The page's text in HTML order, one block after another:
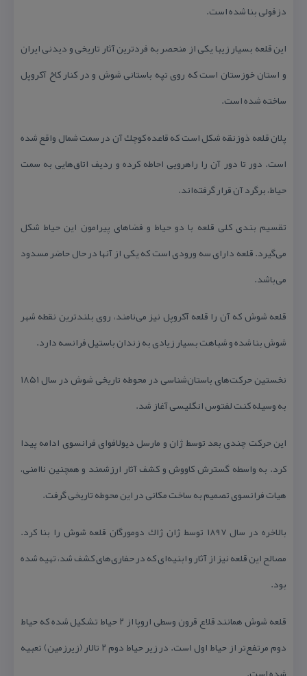
دزفولی بنا شده است.
این قلعه بسیار زیبا یكی از منحصر به فردترین آثار تاریخی و دیدنی ایران
و استان خوزستان است كه روی تپه باستانی شوش و در كنار كاخ آكروپل
ساخته شده است.
پلان قلعه ذوزنقه شكل است كه قاعده كوچك آن در سمت شمال واقع شده
است. دور تا دور آن را راهرویی احاطه كرده و ردیف اتاق‌هایی به سمت
حیاط، برگرد آن قرار گرفته‌اند.
تقسیم بندی كلی قلعه با دو حیاط و فضاهای پیرامون این حیاط شكل
می‌گیرد. قلعه دارای سه ورودی است كه یكی از آنها در حال حاضر مسدود
می‌باشد.
قلعه شوش كه آن را قلعه آكروپل نیز می‌نامند، روی بلندترین نقطه شهر
شوش بنا شده و شباهت بسیار زیادی به زندان باستیل فرانسه دارد.
نخستین حركت‌های باستان‌شناسی در محوطه تاریخی شوش در سال ۱۸۵۱
به وسیله كنت لفتوس انگلیسی آغاز شد.
این حركت چندی بعد توسط ژان و مارسل دیولافوای فرانسوی ادامه پیدا
كرد. به واسطه گسترش كاووش و كشف آثار ارزشمند و همچنین ناامنی،
هیات فرانسوی تصمیم به ساخت مكانی در این محوطه تاریخی گرفت.
بالاخره در سال ۱۸۹۷ توسط ژان ژاك دومورگان قلعه شوش را بنا كرد.
مصالح این قلعه نیز از آثار و ابنیه‌ای كه در حفاری‌های كشف شد، تهیه شده
بود.
قلعه شوش همانند قلاع قرون وسطی اروپا از ۲ حیاط تشكیل شده كه حیاط
دوم مرتفع‌تر از حیاط اول است. در زیر حیاط دوم ۲ تالار (زیرزمین) تعبیه